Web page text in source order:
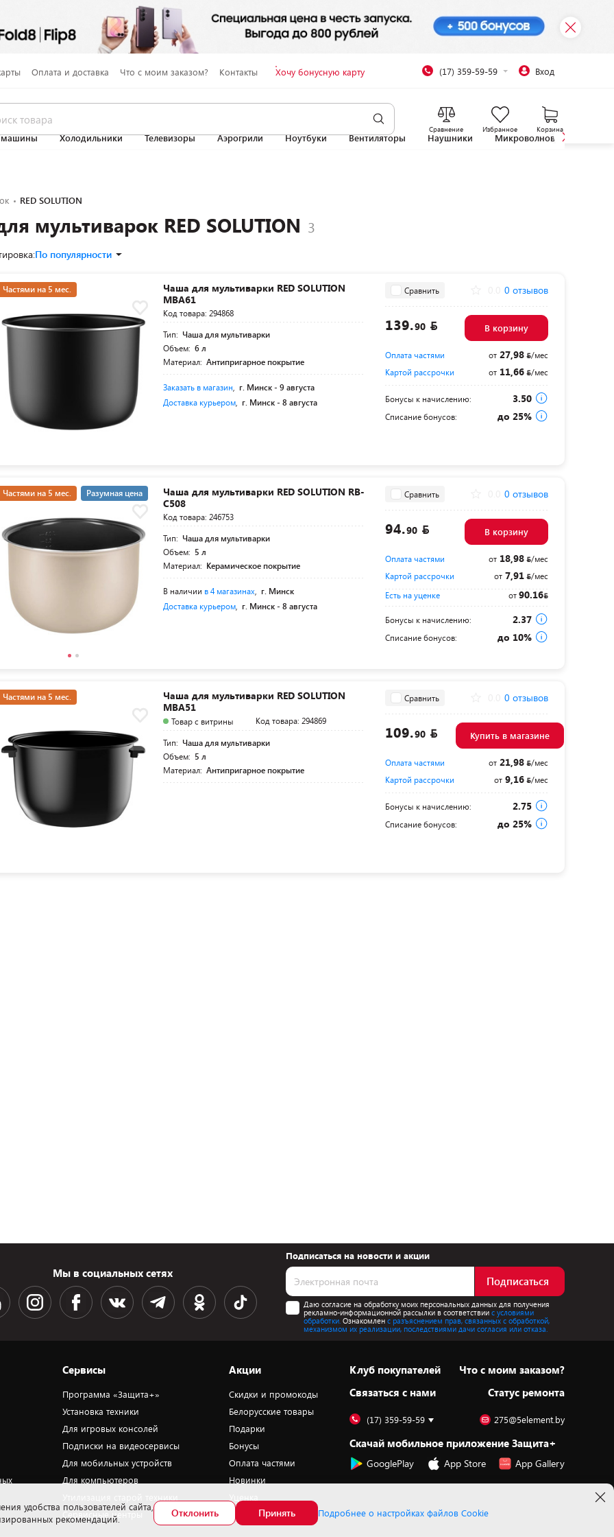
Оплата и доставка Что с моим заказом? Контакты Хочу бонусную карту (17) 359-59-59 Вход
Сравнение Избранное Корзина
машины Холодильники Телевизоры Аэрогрили Ноутбуки Вентиляторы Наушники Микроволновые печи
RED SOLUTION
мультиварок RED SOLUTION
По популярности
Частями на 5 мес.
Чаша для мультиварки RED SOLUTION
MBA61
Код товара: 294868
Тип: Чаша для мультиварки
Объем: 6 л
Материал: Антипригарное покрытие
Заказать в магазин г. Минск -9 августа
Доставка курьером г. Минск -8 августа
Сравнить 0 отзывов
139.90 В корзину
Оплата частями от27,98
/мес
Картой рассрочки
от11,66 /мес
Бонусы к начислению: 3.50
Списание бонусов: до 25%
Частями на 5 мес. Разумная цена
Чаша для мультиварки RED SOLUTION RB-
C508
Код товара: 246753
Тип: Чаша для мультиварки
Объем: 5 л
Материал: Керамическое покрытие
В наличии в 4 магазинах г. Минск
Доставка курьером г. Минск -8 августа
Сравнить 0 отзывов
94.90 В корзину
Оплата частями от18,98
/мес
Картой рассрочки
от7,91
/мес
Есть на уценке
от90.16
Бонусы к начислению: 2.37
Списание бонусов: до 10%
Частями на 5 мес.
Чаша для мультиварки RED SOLUTION
МBA51
Товар с витрины
Код товара: 294869
Тип: Чаша для мультиварки
Объем: 5 л
Материал: Антипригарное покрытие
Сравнить 0 отзывов
109.90 Купить в магазине
Оплата частями от21,98
/мес
Картой рассрочки
от9,16 /мес
Бонусы к начислению: 2.75
Списание бонусов: до 25%
Мы в социальных сетях
Подписаться на новости и акции
Подписаться
Даю согласие на обработку моих персональных данных для получения
рекламно-информационной рассылки в соответствиис условиями
обработки. Ознакомлен с разъяснением прав, связанных с обработкой,
механизмом их реализации, последствиями дачи согласия или отказа.
Сервисы
Программа «Защита+»
Установка техники
Для игровых консолей
Подписки на видеосервисы
Для мобильных устройств
Для компьютеров
Сервисные центры
Акции
Скидки и промокоды
Белорусские товары
Подарки
Бонусы
Оплата частями
Новинки
Клуб покупателей
Cвязаться с нами
Что с моим заказом?
Статус ремонта
(17) 359-59-59 275@5element.by
Скачай мобильное приложение Защита+
GooglePlay App Store App Gallery
удобства пользователей сайта,
рекомендаций.
Отклонить Принять Подробнее о настройках файлов Cookie